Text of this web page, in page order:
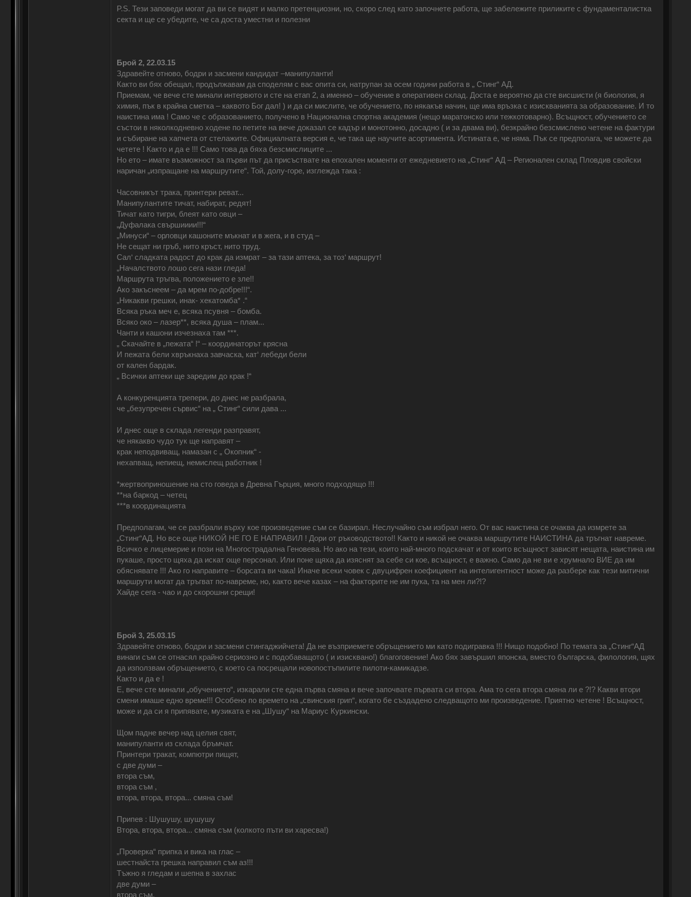
P.S. Тези заповеди могат да ви се видят и малко претенциозни, но, скоро след като започнете работа, ще забележите приликите с фундаменталистка
секта и ще се убедите, че са доста уместни и полезни
Брой 2, 22.03.15
Здравейте отново, бодри и засмени кандидат –манипуланти!
Както ви бях обещал, продължавам да споделям с вас опита си, натрупан за осем години работа в „ Стинг“ АД.
Приемам, че вече сте минали интервюто и сте на етап 2, а именно – обучение в оперативен склад. Доста е вероятно да сте висшисти (я биология, я
химия, пък в крайна сметка – каквото Бог дал! ) и да си мислите, че обучението, по някакъв начин, ще има връзка с изискванията за образование. И то
наистина има ! Само че с образованието, получено в Национална спортна академия (нещо маратонско или тежкотоварно). Всъщност, обучението се
състои в няколкодневно ходене по петите на вече доказал се кадър и монотонно, досадно ( и за двама ви), безкрайно безсмислено четене на фактури
и събиране на хапчета от стелажите. Официалната версия е, че така ще научите асортимента. Истината е, че няма. Пък се предполага, че можете да
четете ! Както и да е !!! Само това да бяха безсмислиците ...
Но ето – имате възможност за първи път да присъствате на епохален моменти от ежедневието на „Стинг“ АД – Регионален склад Пловдив свойски
наричан „изпращане на маршрутите“. Той, долу-горе, изглежда така :
Часовникът трака, принтери реват...
Манипулантите тичат, набират, редят!
Тичат като тигри, блеят като овци –
„Дуфалака свършииии!!!“
„Минуси“ – орловци кашоните мъкнат и в жега, и в студ –
Не сещат ни гръб, нито кръст, нито труд.
Сал‘ сладката радост до крак да измрат – за тази аптека, за тоз‘ маршрут!
„Началството лошо сега нази гледа!
Маршрута тръгва, положението е зле!!
Ако закъснеем – да мрем по-добре!!!“.
„Никакви грешки, инак- хекатомба* .“
Всяка ръка меч е, всяка псувня – бомба.
Всяко око – лазер**, всяка душа – плам...
Чанти и кашони изчезнаха там ***.
„ Скачайте в „пежата“ !“ – координаторът крясна
И пежата бели хвръкнаха завчаска, кат‘ лебеди бели
от кален бардак.
„ Всички аптеки ще заредим до крак !“
А конкуренцията трепери, до днес не разбрала,
че „безупречен сървис“ на „ Стинг“ сили дава ...
И днес още в склада легенди разправят,
че някакво чудо тук ще направят –
крак неподвиващ, намазан с „ Окопник“ -
нехапващ, непиещ, немислещ работник !
*жертвоприношение на сто говеда в Древна Гърция, много подходящо !!!
**на баркод – четец
***в координацията
Предполагам, че се разбрали върху кое произведение съм се базирал. Неслучайно съм избрал него. От вас наистина се очаква да измрете за
„Стинг“АД. Но все още НИКОЙ НЕ ГО Е НАПРАВИЛ ! Дори от ръководството!! Както и никой не очаква маршрутите НАИСТИНА да тръгнат навреме.
Всичко е лицемерие и пози на Многострадална Геновева. Но ако на тези, които най-много подскачат и от които всъщност зависят нещата, наистина им
пукаше, просто щяха да искат още персонал. Или поне щяха да изяснят за себе си кое, всъщност, е важно. Само да не ви е хрумнало ВИЕ да им
обяснявате !!! Ако го направите – борсата ви чака! Иначе всеки човек с двуцифрен коефициент на интелигентност може да разбере как тези митични
маршрути могат да тръгват по-навреме, но, както вече казах – на факторите не им пука, та на мен ли?!?
Хайде сега - чао и до скорошни срещи!
Брой 3, 25.03.15
Здравейте отново, бодри и засмени стингаджийчета! Да не възприемете обръщението ми като подигравка !!! Нищо подобно! По темата за „Стинг“АД
винаги съм се отнасял крайно сериозно и с подобаващото ( и изисквано!) благоговение! Ако бях завършил японска, вместо българска, филология, щях
да използвам обръщението, с което са посрещали новопостъпилите пилоти-камикадзе.
Както и да е !
Е, вече сте минали „обучението“, изкарали сте една първа смяна и вече започвате първата си втора. Ама то сега втора смяна ли е ?!? Какви втори
смени имаше едно време!!! Особено по времето на „свинския грип“, когато бе създадено следващото ми произведение. Приятно четене ! Всъщност,
може и да си я припявате, музиката е на „Шушу“ на Мариус Куркински.
Щом падне вечер над целия свят,
манипуланти из склада бръмчат.
Принтери тракат, компютри пищят,
с две думи –
втора съм,
втора съм ,
втора, втора, втора... смяна съм!
Припев : Шушушу, шушушу
Втора, втора, втора... смяна съм (колкото пъти ви харесва!)
„Проверка“ припка и вика на глас –
шестнайста грешка направил съм аз!!!
Тъжно я гледам и шепна в захлас
две думи –
втора съм,